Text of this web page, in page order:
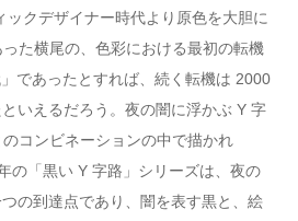
クデザイナー時代より原色を大胆に
た横尾の、色彩における最初の転機
であったとすれば、続く転機は 2000
いえるだろう。夜の闇に浮かぶ Y 字
コンビネーションの中で描かれ
の「黒い Y 字路」シリーズは、夜の
の到達点であり、闇を表す黒と、絵